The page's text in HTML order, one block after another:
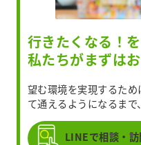
行きたくなる！
私たちがまずは
望む環境を実現するた
て通えるようになるまで
LINEで相談・